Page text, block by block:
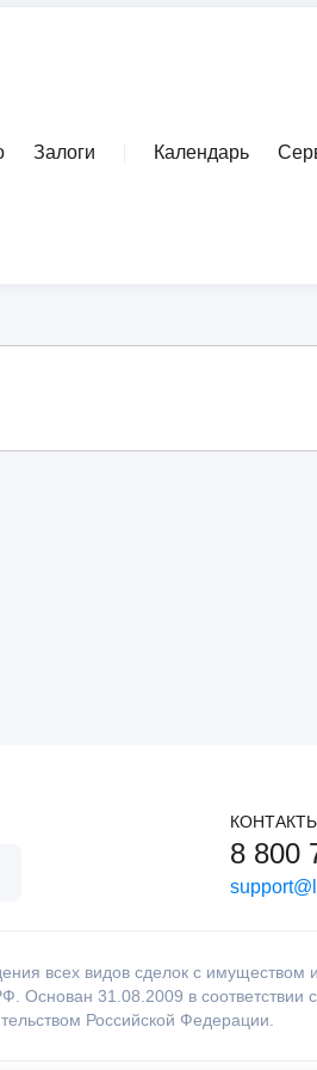
Залоги Календарь
8 800
всех видов сделок с имуществом
31.08.2009 в
Российской Федерации.